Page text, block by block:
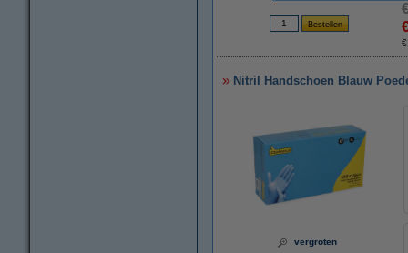
Nitril Handschoen Blauw
vergroten